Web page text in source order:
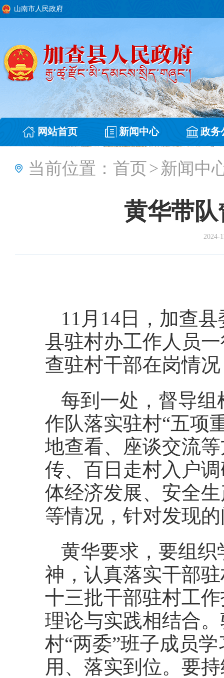
山南市人民政府
网站首页 新闻中心 政务
当前位置： 首页>新闻中
黄华带
2024-
11月14日，加查
县驻村办工作人员
查驻村干部在岗情
每到一处，督导
作队落实驻村“五项
地查看、座谈交流
传、百日走村入户
体经济发展、安全
等情况，针对发现
黄华要求，要组
神，认真落实干部
十三批干部驻村工
理论与实践相结合
村“两委”班子成员
用、落实到位。要